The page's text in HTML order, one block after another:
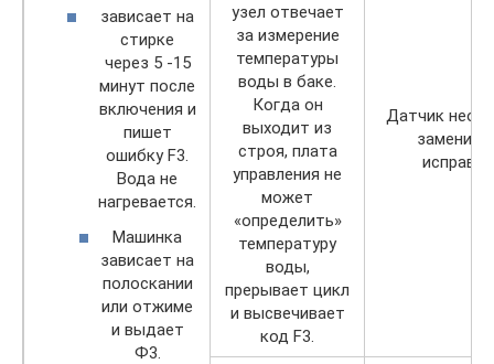
зависает на
стирке
через 5 -15
минут после
включения и
пишет
ошибку F3.
Вода не
нагревается.
Машинка
зависает на
полоскании
или отжиме
и выдает
Ф3.
узел отвечает
за измерение
температуры
воды в баке.
Когда он
выходит из
строя, плата
управления не
может
«определить»
температуру
воды,
прерывает цикл
и высвечивает
код F3.
Датчик
заменить